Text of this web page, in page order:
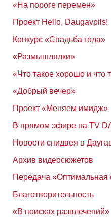
«На пороге перемен»
Проект Hello, Daugavpils!
Конкурс «Свадьба года»
«Размышлялки»
«Что такое хорошо и что
«Добрый вечер»
Проект «Меняем имидж»
В прямом эфире на TV
Новости спидвея в
Архив видеосюжетов
Передача «Оптимальная
Благотворительность
«В поисках развлечений»